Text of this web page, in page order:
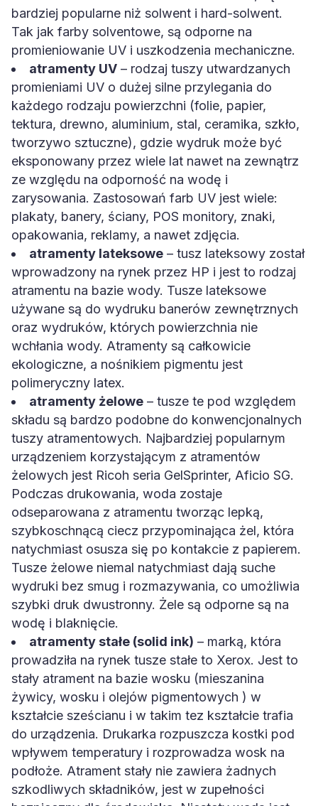
bardziej popularne niż solwent i hard-solwent.
Tak jak farby solventowe, są odporne na
promieniowanie UV i uszkodzenia mechaniczne.
atramenty UV – rodzaj tuszy utwardzanych
promieniami UV o dużej silne przylegania do
każdego rodzaju powierzchni (folie, papier,
tektura, drewno, aluminium, stal, ceramika, szkło,
tworzywo sztuczne), gdzie wydruk może być
eksponowany przez wiele lat nawet na zewnątrz
ze względu na odporność na wodę i
zarysowania. Zastosowań farb UV jest wiele:
plakaty, banery, ściany, POS monitory, znaki,
opakowania, reklamy, a nawet zdjęcia.
atramenty lateksowe– tusz lateksowy został
wprowadzony na rynek przez HP i jest to rodzaj
atramentu na bazie wody. Tusze lateksowe
używane są do wydruku banerów zewnętrznych
oraz wydruków, których powierzchnia nie
wchłania wody. Atramenty są całkowicie
ekologiczne, a nośnikiem pigmentu jest
polimeryczny latex.
atramenty żelowe
składu są bardzo podobne do konwencjonalnych
tuszy atramentowych. Najbardziej popularnym
urządzeniem korzystającym z atramentów
żelowych jest Ricoh seria GelSprinter, Aficio SG.
Podczas drukowania, woda zostaje
odseparowana z atramentu tworząc lepką,
szybkoschnącą ciecz przypominająca żel, która
natychmiast osusza się po kontakcie z papierem.
Tusze żelowe niemal natychmiast dają suche
wydruki bez smug i rozmazywania, co umożliwia
szybki druk dwustronny. Żele są odporne są na
wodę i blaknięcie.
atramenty stałe (solid ink)
prowadziła na rynek tusze stałe to Xerox. Jest to
stały atrament na bazie wosku (mieszanina
żywicy, wosku i olejów pigmentowych ) w
kształcie sześcianu i w takim tez kształcie trafia
do urządzenia. Drukarka rozpuszcza kostki pod
wpływem temperatury i rozprowadza wosk na
podłoże. Atrament stały nie zawiera żadnych
szkodliwych składników, jest w zupełności
bezpieczny dla środowiska. Niestety wadą jest